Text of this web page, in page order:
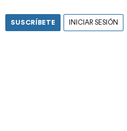
SUSCRÍBETE INICIAR SESIÓN